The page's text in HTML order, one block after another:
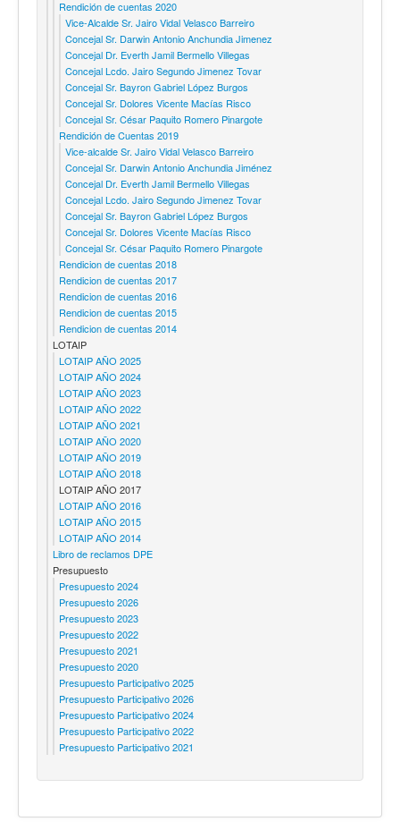
Rendición de cuentas 2020
Vice-Alcalde Sr. Jairo Vidal Velasco Barreiro
Concejal Sr. Darwin Antonio Anchundia Jimenez
Concejal Dr. Everth Jamil Bermello Villegas
Concejal Lcdo. Jairo Segundo Jimenez Tovar
Concejal Sr. Bayron Gabriel López Burgos
Concejal Sr. Dolores Vicente Macías Risco
Concejal Sr. César Paquito Romero Pinargote
Rendición de Cuentas 2019
Vice-alcalde Sr. Jairo Vidal Velasco Barreiro
Concejal Sr. Darwin Antonio Anchundia Jiménez
Concejal Dr. Everth Jamil Bermello Villegas
Concejal Lcdo. Jairo Segundo Jimenez Tovar
Concejal Sr. Bayron Gabriel López Burgos
Concejal Sr. Dolores Vicente Macías Risco
Concejal Sr. César Paquito Romero Pinargote
Rendicion de cuentas 2018
Rendicion de cuentas 2017
Rendicion de cuentas 2016
Rendicion de cuentas 2015
Rendicion de cuentas 2014
LOTAIP
LOTAIP AÑO 2025
LOTAIP AÑO 2024
LOTAIP AÑO 2023
LOTAIP AÑO 2022
LOTAIP AÑO 2021
LOTAIP AÑO 2020
LOTAIP AÑO 2019
LOTAIP AÑO 2018
LOTAIP AÑO 2017
LOTAIP AÑO 2016
LOTAIP AÑO 2015
LOTAIP AÑO 2014
Libro de reclamos DPE
Presupuesto
Presupuesto 2024
Presupuesto 2026
Presupuesto 2023
Presupuesto 2022
Presupuesto 2021
Presupuesto 2020
Presupuesto Participativo 2025
Presupuesto Participativo 2026
Presupuesto Participativo 2024
Presupuesto Participativo 2022
Presupuesto Participativo 2021